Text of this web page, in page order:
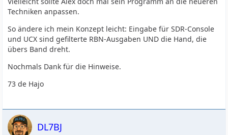
Techniken anpassen.
So ändere ich mein Konzept leicht: Eingabe für SDR-Console
und UCX sind gefilterte RBN-Ausgaben UND die Hand, die
übers Band dreht.
Nochmals Dank für die Hinweise.
73 de Hajo
DL7BJ